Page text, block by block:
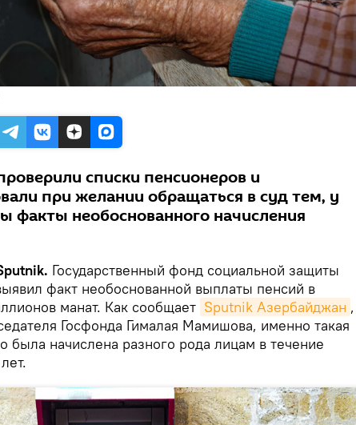
списки пенсионеров и
при желании обращаться в суд тем, у
факты необоснованного начисления
Государственный фонд социальной защиты
факт необоснованной выплаты пенсий в
манат. Как сообщает Sputnik Азербайджан ,
Госфонда Гималая Мамишова, именно такая
была начислена разного рода лицам в течение